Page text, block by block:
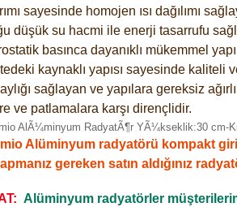
sayesinde homojen ısı dağılımı
düşük su hacmi ile enerji tasarrufu
basınca dayanıklı mükemmel
kaynaklı yapısı sayesinde kaliteli
sağlayan ve yapılara gereksiz
ve patlamalara karşı dirençlidir.
Alüminyum radyatörü kompakt
gereken satın aldığınız
Alüminyum radyatörler